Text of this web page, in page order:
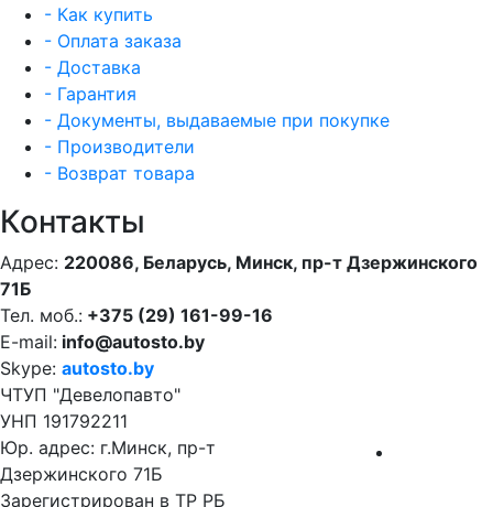
- Как купить
- Оплата заказа
- Доставка
- Гарантия
- Документы, выдаваемые при покупке
- Производители
- Возврат товара
Контакты
Адрес: 220086, Беларусь, Минск, пр-т Дзержинского
71Б
Тел. моб.: +375 (29) 161-99-16
E-mail: info@autosto.by
Skype: autosto.by
ЧТУП "Девелопавто"
УНП 191792211
Юр. адрес: г.Минск, пр-т
Дзержинского 71Б
Зарегистрирован в ТР РБ